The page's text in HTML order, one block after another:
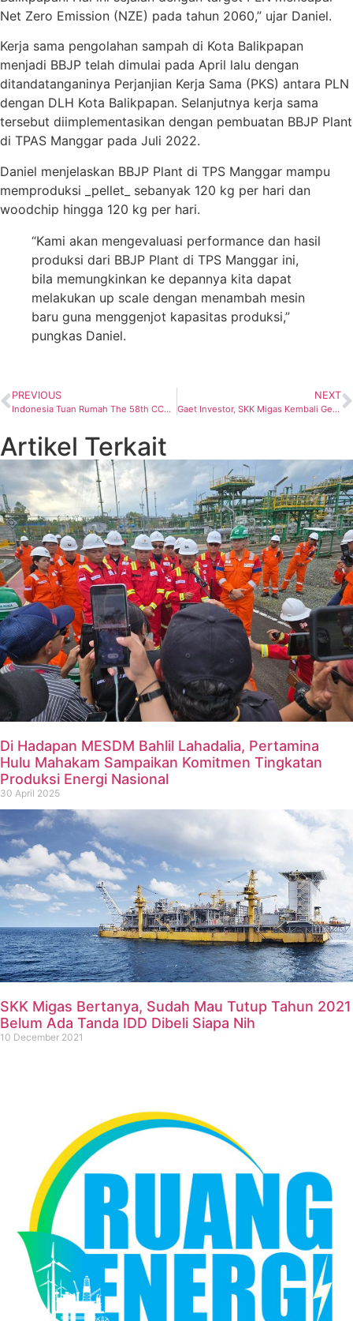
Net Zero Emission (NZE) pada tahun 2060,” ujar Daniel.
Kerja sama pengolahan sampah di Kota Balikpapan
menjadi BBJP telah dimulai pada April lalu dengan
ditandatanganinya Perjanjian Kerja Sama (PKS) antara PLN
dengan DLH Kota Balikpapan. Selanjutnya kerja sama
tersebut diimplementasikan dengan pembuatan BBJP Plant
di TPAS Manggar pada Juli 2022.
Daniel menjelaskan BBJP Plant di TPS Manggar mampu
memproduksi _pellet_ sebanyak 120 kg per hari dan
woodchip hingga 120 kg per hari.
“Kami akan mengevaluasi performance dan hasil
produksi dari BBJP Plant di TPS Manggar ini,
bila memungkinkan ke depannya kita dapat
melakukan up scale dengan menambah mesin
baru guna menggenjot kapasitas produksi,”
pungkas Daniel.
PREVIOUS
Indonesia Tuan Rumah The 58th CCOP Annual Session, Bahas Geosains untuk Transisi Energi
NEXT
Gaet Investor, SKK Migas Kembali Gelar ICIUOG 2022 untuk ke-3 Kalinya
Artikel Terkait
Di Hadapan MESDM Bahlil Lahadalia, Pertamina
Hulu Mahakam Sampaikan Komitmen Tingkatan
Produksi Energi Nasional
30 April 2025
SKK Migas Bertanya, Sudah Mau Tutup Tahun 2021
Belum Ada Tanda IDD Dibeli Siapa Nih
10 December 2021